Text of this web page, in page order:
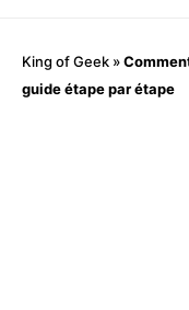
King of Geek »
guide étape par étape